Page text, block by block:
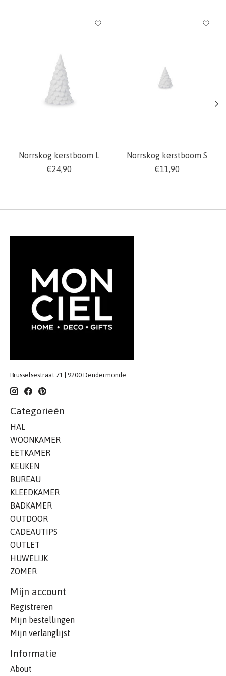
Items van productcarrousel
Norrskog kerstboom L
€24,90
Norrskog kerstboom S
€11,90
Brusselsestraat 71 | 9200 Dendermonde
Categorieën
HAL
WOONKAMER
EETKAMER
KEUKEN
BUREAU
KLEEDKAMER
BADKAMER
OUTDOOR
CADEAUTIPS
OUTLET
HUWELIJK
ZOMER
Mijn account
Registreren
Mijn bestellingen
Mijn verlanglijst
Informatie
About